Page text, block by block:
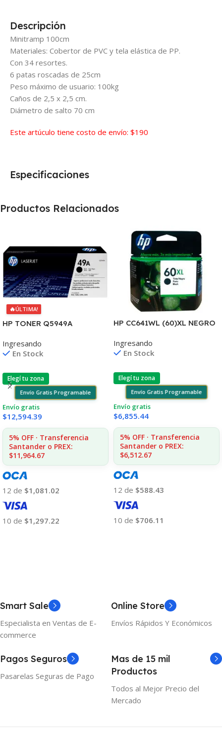
Descripción
Minitramp 100cm
Materiales: Cobertor de PVC y tela elástica de PP.
Con 34 resortes.
6 patas roscadas de 25cm
Peso máximo de usuario: 100kg
Caños de 2,5 x 2,5 cm.
Diámetro de salto 70 cm
Este artúculo tiene costo de envío: $190
Especificaciones
Productos Relacionados
🔥ÚLTIMA!
HP TONER Q5949A
COPIAS
Ingresando
En Stock
Elegí tu zona
Envío Gratis Programable
Envío gratis
$12,594.39
5% OFF · Transferencia
Santander o PREX:
$11,964.67
12 de $1,081.02
10 de $1,297.22
HP CC641WL (60)XL NEGRO
F4580/F4280/F4480/D110
Ingresando
En Stock
Elegí tu zona
Envío Gratis Programable
Envío gratis
$6,855.44
5% OFF · Transferencia
Santander o PREX:
$6,512.67
12 de $588.43
10 de $706.11
Smart Sale
Especialista en Ventas de E-
commerce
Online Store
Envíos Rápidos Y Económicos
Pagos Seguros
Pasarelas Seguras de Pago
Mas de 15 mil
Productos
Todos al Mejor Precio del
Mercado